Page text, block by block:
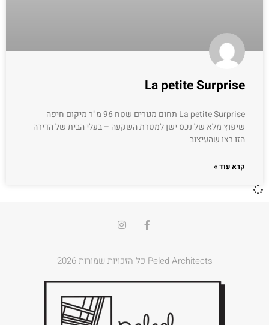
La petite Surprise
La petite Surprise תחום מגורים שטח 96 מ"ר מיקום חיפה
שיפוץ מלא של נכס ישן למטרת השקעה – בעלי הבית של הדירה
הזו רצו שהעיצוב
קרא עוד »
Peled Architects כל הזכויות שמורות 2026